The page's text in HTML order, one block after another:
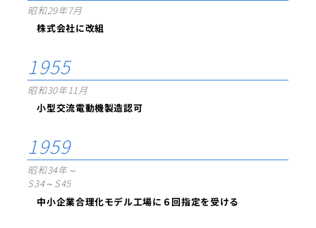
昭和29年7月
株式会社に改組
1955
昭和30年11月
小型交流電動機製造認可
1959
昭和34年～
S34～S45
中小企業合理化モデル工場に６回指定を受ける